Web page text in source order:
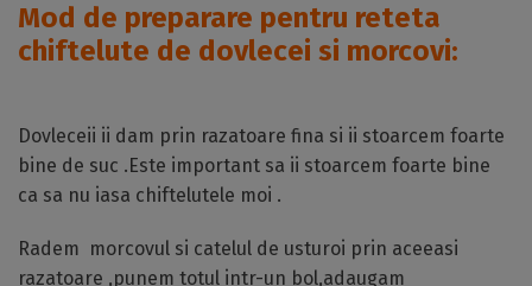
Mod de preparare pentru reteta
chiftelute de dovlecei si morcovi:
Dovleceii ii dam prin razatoare fina si ii stoarcem foarte
bine de suc .Este important sa ii stoarcem foarte bine
ca sa nu iasa chiftelutele moi .
Radem morcovul si catelul de usturoi prin aceeasi
razatoare ,punem totul intr-un bol,adaugam